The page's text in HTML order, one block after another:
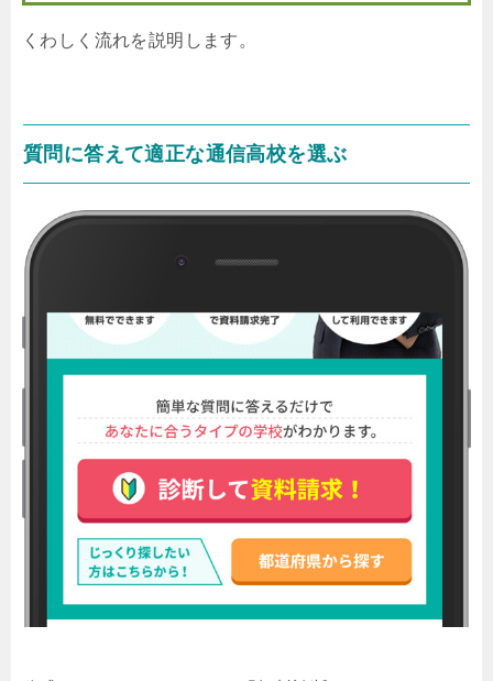
くわしく流れを説明します。
質問に答えて適正な通信高校を選ぶ